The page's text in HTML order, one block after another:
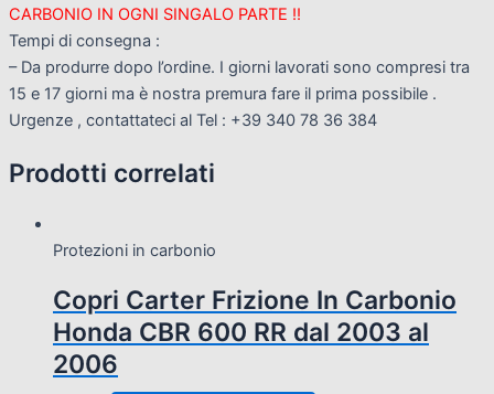
CARBONIO IN OGNI SINGALO PARTE !!
Tempi di consegna :
– Da produrre dopo l’ordine. I giorni lavorati sono compresi tra
15 e 17 giorni ma è nostra premura fare il prima possibile .
Urgenze , contattateci al Tel : +39 340 78 36 384
Prodotti correlati
Protezioni in carbonio
Copri Carter Frizione In Carbonio
Honda CBR 600 RR dal 2003 al
2006